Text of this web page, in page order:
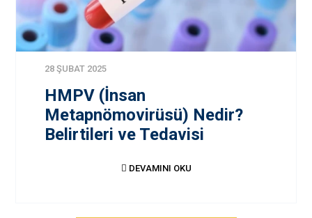
28 ŞUBAT 2025
HMPV (İnsan
Metapnömovirüsü) Nedir?
Belirtileri ve Tedavisi
DEVAMINI OKU